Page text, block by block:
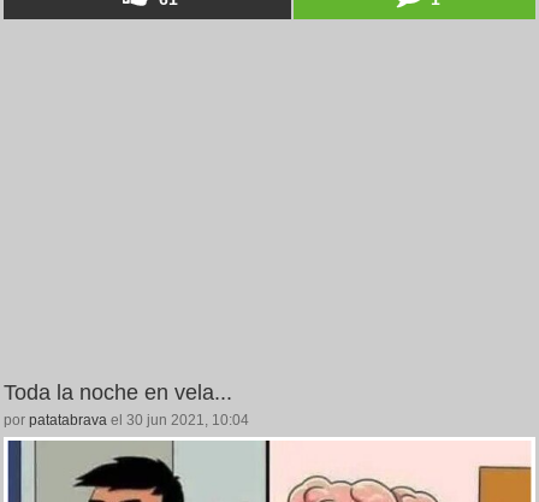
Toda la noche en vela...
por patatabrava el 30 jun 2021, 10:04